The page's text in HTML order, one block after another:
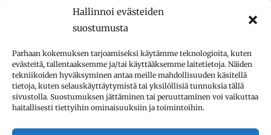
Hallinnoi evästeiden
suostumusta
Parhaan kokemuksen tarjoamiseksi käytämme teknologioita, kuten
evästeitä, tallentaaksemme ja/tai käyttääksemme laitetietoja. Näiden
tekniikoiden hyväksyminen antaa meille mahdollisuuden käsitellä
tietoja, kuten selauskäyttäytymistä tai yksilöllisiä tunnuksia tällä
sivustolla. Suostumuksen jättäminen tai peruuttaminen voi vaikuttaa
haitallisesti tiettyihin ominaisuuksiin ja toimintoihin.
© 2013–2026 AFinLA ry.
Integritetspolicy